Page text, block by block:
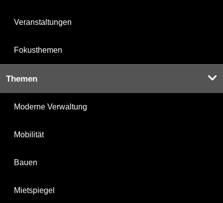
Veranstaltungen
Fokusthemen
Themen
Moderne Verwaltung
Mobilität
Bauen
Mietspiegel